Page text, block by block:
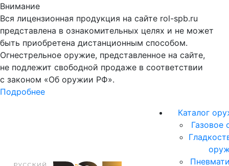
Внимание
Вся лицензионная продукция на сайте rol-spb.ru
представлена в ознакомительных целях и не может
быть приобретена дистанционным способом.
Огнестрельное оружие, представленное на сайте,
не подлежит свободной продаже в соответствии
с законом «Об оружии РФ».
Подробнее
Каталог
Газовое